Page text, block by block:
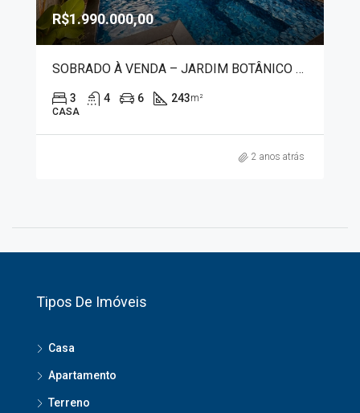
R$1.990.000,00
SOBRADO À VENDA – JARDIM BOTÂNICO 9310
3 4 6 243m²
CASA
2 anos atrás
Tipos De Imóveis
Casa
Apartamento
Terreno